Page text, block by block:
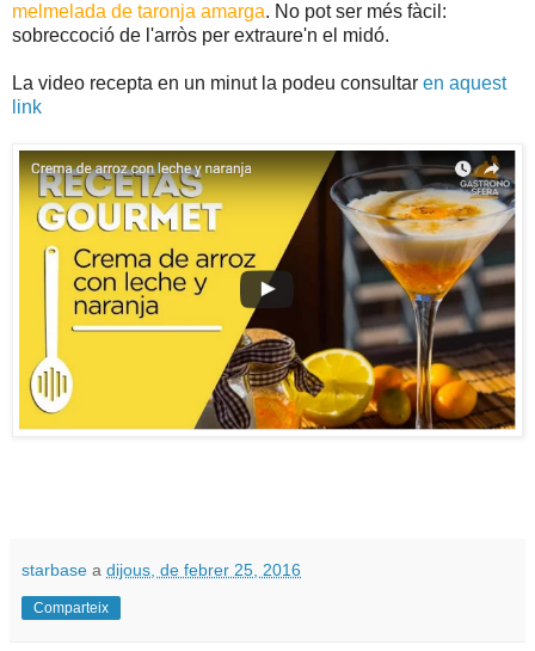
melmelada de taronja amarga. No pot ser més fàcil:
sobreccoció de l'arròs per extraure'n el midó.
La video recepta en un minut la podeu consultar en aquest
link
starbase a dijous, de febrer 25, 2016
Comparteix